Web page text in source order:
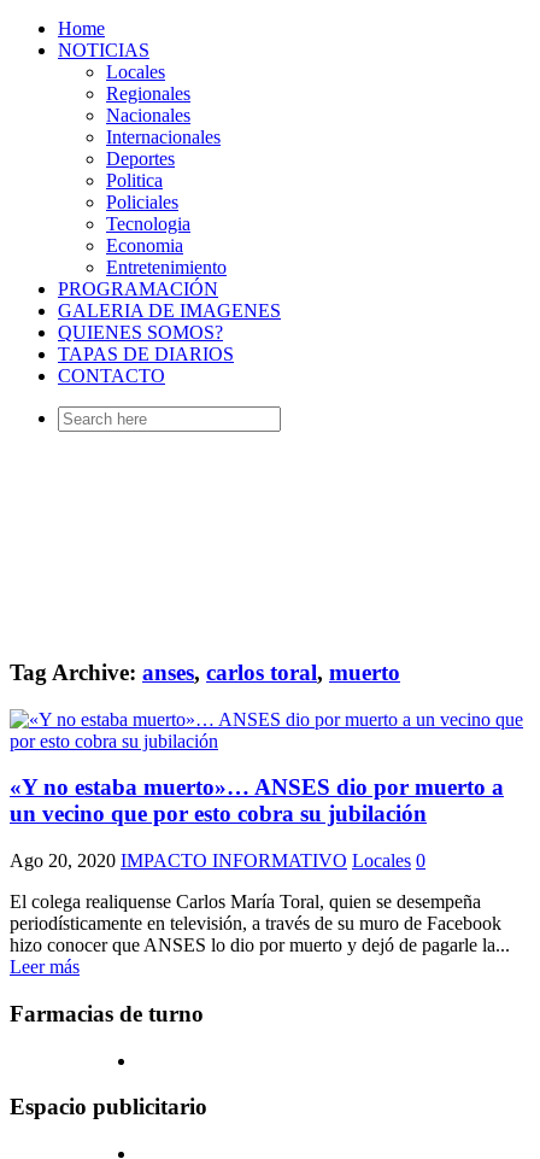
Home
NOTICIAS
Locales
Regionales
Nacionales
Internacionales
Deportes
Politica
Policiales
Tecnologia
Economia
Entretenimiento
PROGRAMACIÓN
GALERIA DE IMAGENES
QUIENES SOMOS?
TAPAS DE DIARIOS
CONTACTO
Search
for:
Tag Archive: anses, carlos toral, muerto
«Y no estaba muerto»… ANSES dio por muerto a
un vecino que por esto cobra su jubilación
Ago 20, 2020 IMPACTO INFORMATIVO Locales 0
El colega realiquense Carlos María Toral, quien se desempeña
periodísticamente en televisión, a través de su muro de Facebook
hizo conocer que ANSES lo dio por muerto y dejó de pagarle la...
Leer más
Farmacias de turno
Espacio publicitario